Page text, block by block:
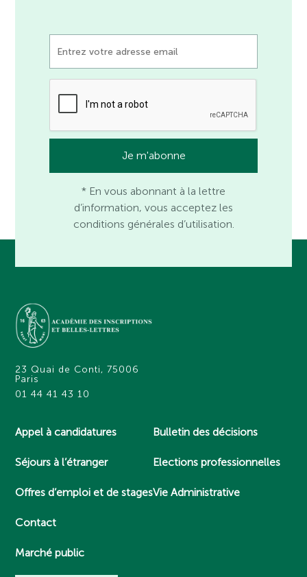
* En vous abonnant à la lettre
d’information, vous acceptez les
conditions générales d’utilisation.
23 Quai de Conti, 75006
Paris
01 44 41 43 10
Appel à candidatures
Séjours à l’étranger
Offres d’emploi et de stages
Contact
Marché public
Bulletin des décisions
Elections professionnelles
Vie Administrative